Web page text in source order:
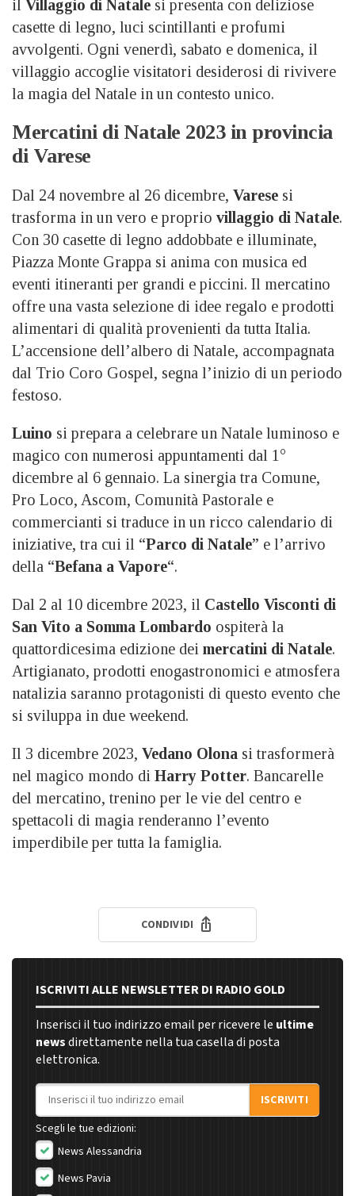
il Villaggio di Natale si presenta con deliziose
casette di legno, luci scintillanti e profumi
avvolgenti. Ogni venerdì, sabato e domenica, il
villaggio accoglie visitatori desiderosi di rivivere
la magia del Natale in un contesto unico.
Mercatini di Natale 2023 in provincia
di Varese
Dal 24 novembre al 26 dicembre, Varese si
trasforma in un vero e proprio villaggio di Natale.
Con 30 casette di legno addobbate e illuminate,
Piazza Monte Grappa si anima con musica ed
eventi itineranti per grandi e piccini. Il mercatino
offre una vasta selezione di idee regalo e prodotti
alimentari di qualità provenienti da tutta Italia.
L’accensione dell’albero di Natale, accompagnata
dal Trio Coro Gospel, segna l’inizio di un periodo
festoso.
Luino si prepara a celebrare un Natale luminoso e
magico con numerosi appuntamenti dal 1°
dicembre al 6 gennaio. La sinergia tra Comune,
Pro Loco, Ascom, Comunità Pastorale e
commercianti si traduce in un ricco calendario di
iniziative, tra cui il “Parco di Natale” e l’arrivo
della “Befana a Vapore“.
Dal 2 al 10 dicembre 2023, il Castello Visconti di
San Vito a Somma Lombardo ospiterà la
quattordicesima edizione dei mercatini di Natale.
Artigianato, prodotti enogastronomici e atmosfera
natalizia saranno protagonisti di questo evento che
si sviluppa in due weekend.
Il 3 dicembre 2023, Vedano Olona si trasformerà
nel magico mondo di Harry Potter. Bancarelle
del mercatino, trenino per le vie del centro e
spettacoli di magia renderanno l’evento
imperdibile per tutta la famiglia.
CONDIVIDI
ISCRIVITI ALLE NEWSLETTER DI RADIO GOLD
Inserisci il tuo indirizzo email per ricevere le ultime
newsdirettamente nella tua casella di posta
elettronica.
Indirizzo email
ISCRIVITI
Scegli le tue edizioni:
News Alessandria
News Pavia